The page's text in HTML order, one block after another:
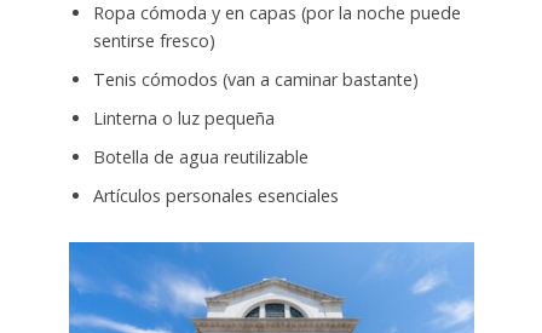
Ropa cómoda y en capas (por la noche puede
sentirse fresco)
Tenis cómodos (van a caminar bastante)
Linterna o luz pequeña
Botella de agua reutilizable
Artículos personales esenciales